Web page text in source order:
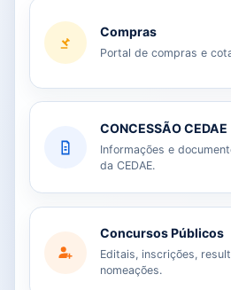
Compras
Portal de compras e
CONCESSÃO CEDAE
Informações e
da CEDAE.
Concursos Públicos
Editais, inscrições,
nomeações.